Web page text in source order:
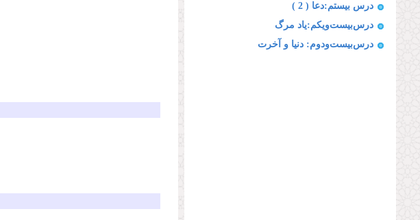
درس بیستم:دعا ( 2 )
درس‌بیست‌ویكم:یاد مرگ
درس‌بیست‌ودوم: دنیا و آخرت